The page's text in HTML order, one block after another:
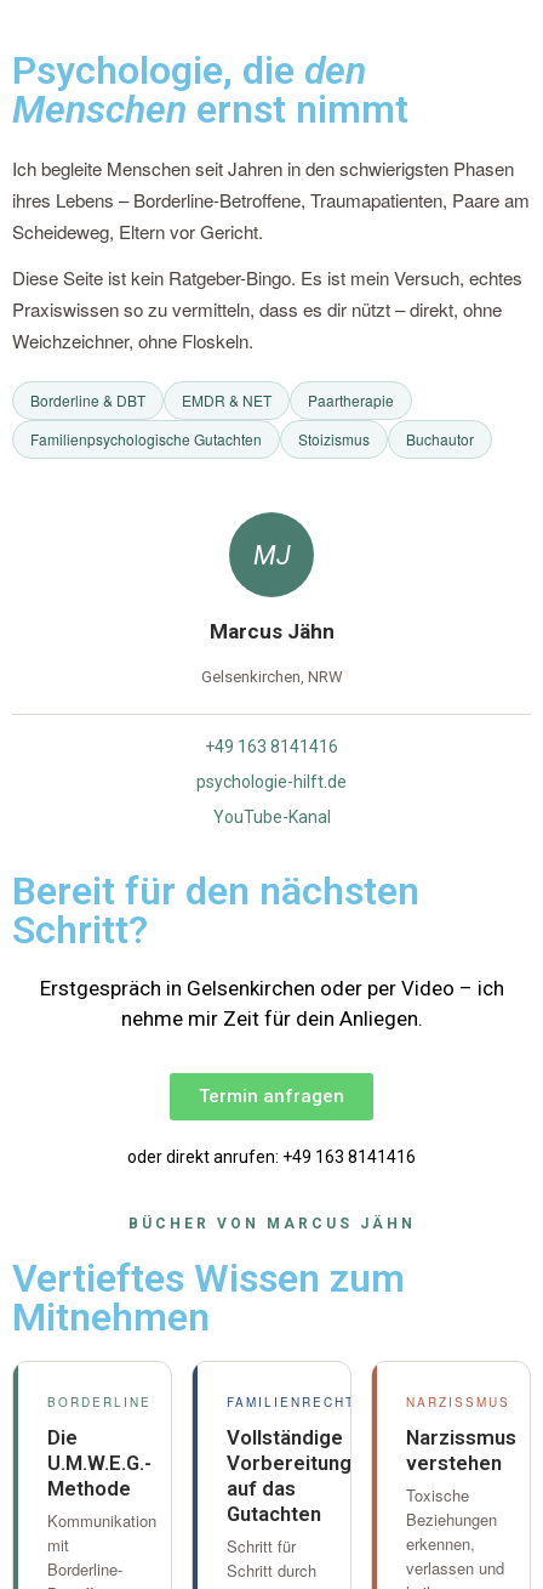
Psychologie, die den
Menschen ernst nimmt
Ich begleite Menschen seit Jahren in den schwierigsten Phasen
ihres Lebens – Borderline-Betroffene, Traumapatienten, Paare am
Scheideweg, Eltern vor Gericht.
Diese Seite ist kein Ratgeber-Bingo. Es ist mein Versuch, echtes
Praxiswissen so zu vermitteln, dass es dir nützt – direkt, ohne
Weichzeichner, ohne Floskeln.
Borderline & DBT EMDR & NET
Paartherapie
Familienpsychologische Gutachten
Stoizismus Buchautor
MJ
Marcus Jähn
Gelsenkirchen, NRW
+49 163 8141416
psychologie-hilft.de
YouTube-Kanal
Bereit für den nächsten
Schritt?
Erstgespräch in Gelsenkirchen oder per Video – ich
nehme mir Zeit für dein Anliegen.
Termin anfragen
oder direkt anrufen: +49 163 8141416
BÜCHER VON MARCUS JÄHN
Vertieftes Wissen zum
Mitnehmen
BORDERLINE
Die
U.M.W.E.G.-
Methode
Kommunikation
mit
Borderline-
FAMILIENRECHT
Vollständige
Vorbereitung
auf das
Gutachten
Schritt für
Schritt durch
NARZISSMUS
Narzissmus
verstehen
Toxische
Beziehungen
erkennen,
verlassen und